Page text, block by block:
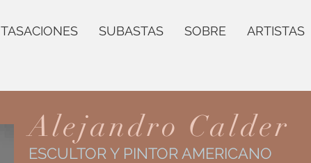
TASACIONES SUBASTAS SOBRE ARTISTAS
Alejandro Calder
ESCULTOR Y PINTOR AMERICANO